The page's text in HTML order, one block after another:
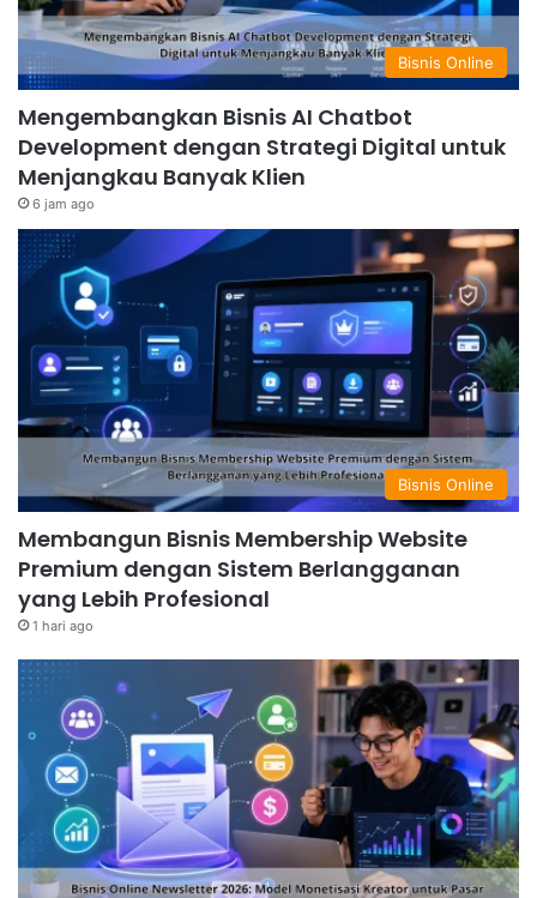
Bisnis Online
Mengembangkan Bisnis AI Chatbot
Development dengan Strategi Digital untuk
Menjangkau Banyak Klien
6 jam ago
Bisnis Online
Membangun Bisnis Membership Website
Premium dengan Sistem Berlangganan
yang Lebih Profesional
1 hari ago